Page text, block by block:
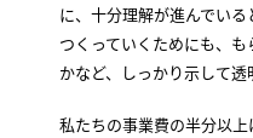
に、十分理解が進んでい
つくっていくためにも、
かなど、しっかり示して透
私たちの事業費の半分以